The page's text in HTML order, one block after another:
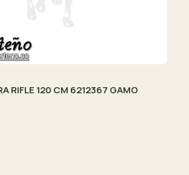
RIFLE 120 CM 6212367 GAMO